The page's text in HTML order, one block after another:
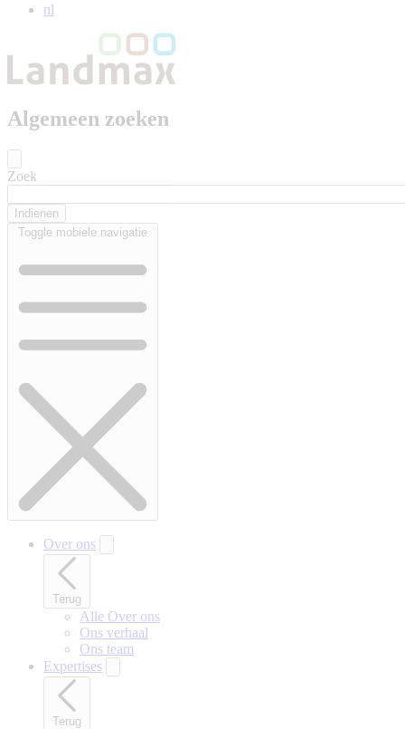
nl
Algemeen zoeken
Zoek
Toggle mobiele navigatie
Over ons
Terug
Alle Over ons
Ons verhaal
Ons team
Expertises
Terug